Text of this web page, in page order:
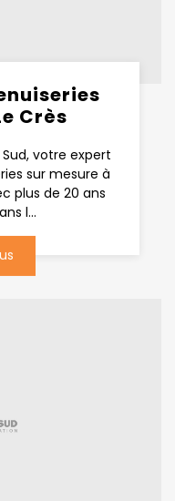
Crès
votre expert
sur mesure à
plus de 20 ans
l...